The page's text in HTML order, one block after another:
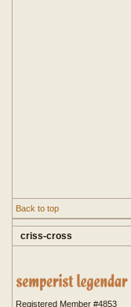
Back to top
criss-cross
Registered Member #4853